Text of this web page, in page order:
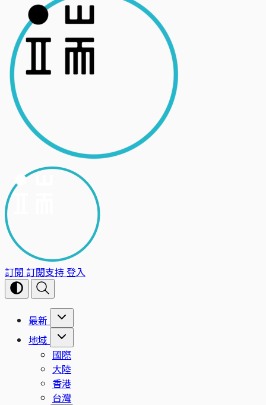
訂閱 訂閱支持登入
最新
地域
國際
大陸
香港
台灣